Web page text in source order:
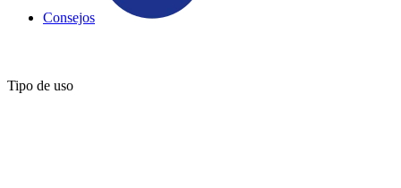
Consejos
Tipo de uso